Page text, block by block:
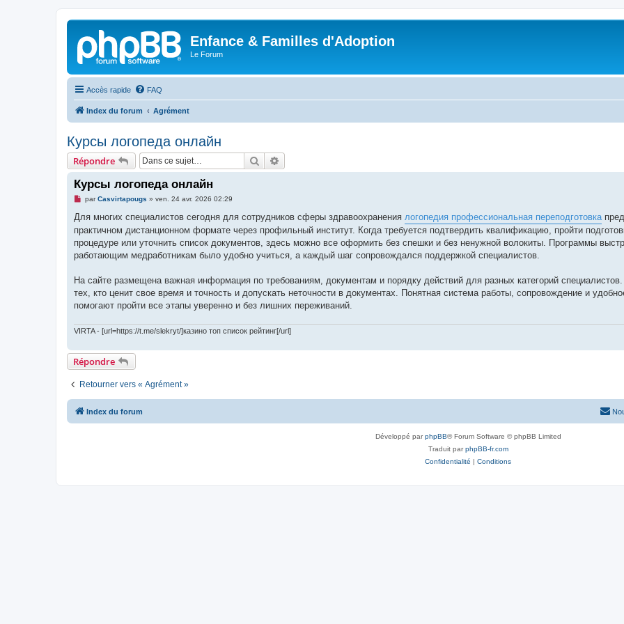
Enfance & Familles d'Adoption
Le Forum
Accès rapide FAQ
Index du forum Agrément
Курсы логопеда онлайн
Répondre Rechercher
Курсы логопеда онлайн
M
s
a
g
e
n
l
u
parCasvirtapougs » ven. 24 avr. 2026 02:29
Для многих специалистов сегодня для сотрудников сферы здравоохранения логопедия профессиональная переподготовка
практичном дистанционном формате через профильный институт. Когда требуется подтвердить квалификацию, пройти
процедуре или уточнить список документов, здесь можно все оформить без спешки и без ненужной волокиты. Программы
работающим медработникам было удобно учиться, а каждый шаг сопровождался поддержкой специалистов.
На сайте размещена важная информация по требованиям, документам и порядку действий для разных категорий
тех, кто ценит свое время и точность и допускать неточности в документах. Понятная система работы, сопровождение и
помогают пройти все этапы уверенно и без лишних переживаний.
VIRTA - [url=https://t.me/slekryt/]казино топ список рейтинг[/url]
Répondre
Retourner vers « Agrément »
Index du forum
Développé parphpBB® Forum Software © phpBB Limited
Traduit parphpBB-fr.com
Confidentialité | Conditions